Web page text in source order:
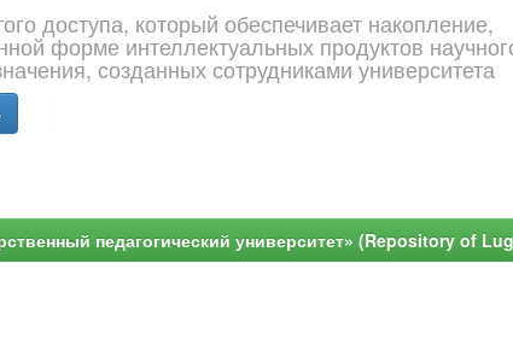
доступа, который обеспечивает накопление,
форме интеллектуальных продуктов
созданных сотрудниками университета
педагогический университет» (Repository of